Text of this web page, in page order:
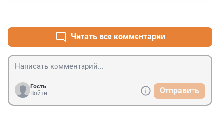
Читать все комментарии
Гость
Войти
Отправить